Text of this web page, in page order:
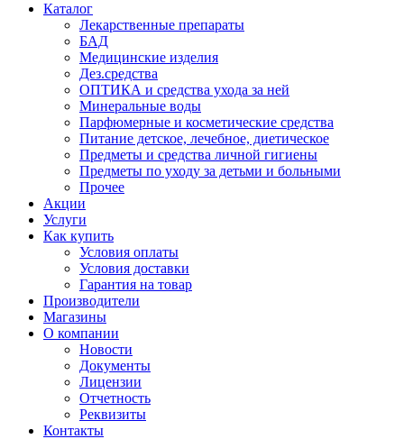
Каталог
Лекарственные препараты
БАД
Медицинские изделия
Дез.средства
ОПТИКА и средства ухода за ней
Минеральные воды
Парфюмерные и косметические средства
Питание детское, лечебное, диетическое
Предметы и средства личной гигиены
Предметы по уходу за детьми и больными
Прочее
Акции
Услуги
Как купить
Условия оплаты
Условия доставки
Гарантия на товар
Производители
Магазины
О компании
Новости
Документы
Лицензии
Отчетность
Реквизиты
Контакты